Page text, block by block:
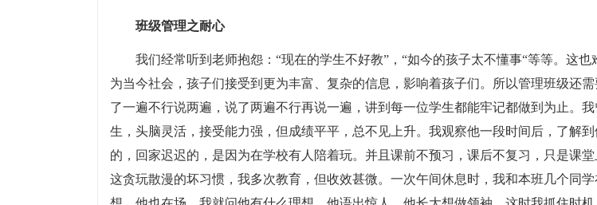
班级管理之耐心
我们经常听到老师抱怨：“现在的学生不好教”，“如今的孩子太不懂事“等等。这也
为当今社会，孩子们接受到更为丰富、复杂的信息，影响着孩子们。所以管理班级还
了一遍不行说两遍，说了两遍不行再说一遍，讲到每一位学生都能牢记都做到为止。
生，头脑灵活，接受能力强，但成绩平平，总不见上升。我观察他一段时间后，了解
的，回家迟迟的，是因为在学校有人陪着玩。并且课前不预习，课后不复习，只是课
这贪玩散漫的坏习惯，我多次教育，但收效甚微。一次午间休息时，我和本班几个同